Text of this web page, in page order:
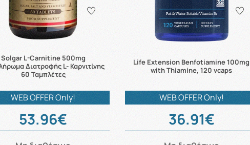
Solgar L-Carnitine 500mg
Διατροφής L- Καρνιτίνης
60 Ταμπλέτες
WEB OFFER Only!
53.96€
Life Extension Benfotiamine 100mg
with Thiamine, 120 vcaps
WEB OFFER Only!
36.91€